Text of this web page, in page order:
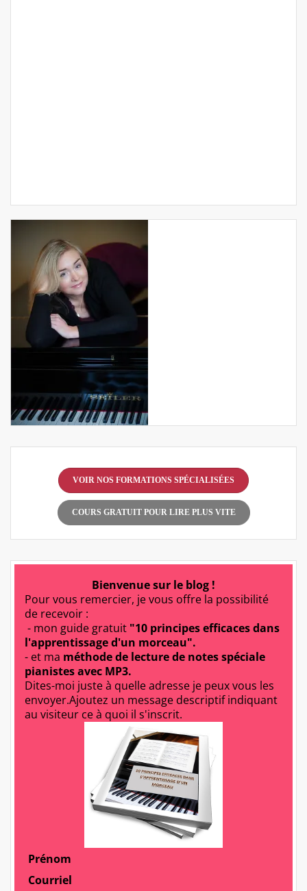
VOIR NOS FORMATIONS SPÉCIALISÉES
COURS GRATUIT POUR LIRE PLUS VITE